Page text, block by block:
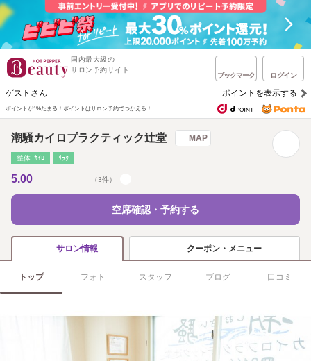
国内最大級の
サロン予約サイト
ブックマーク ログイン
ゲストさん ポイントを表示する
ポイントが1%たまる！ ポイントはサロン予約でつかえる！
潮騒カイロプラクティック辻堂 MAP
整体･ｶｲﾛ ﾘﾗｸ
5.00 （3件）
空席確認・予約する
サロン情報 クーポン・メニュー
トップ フォト スタッフ ブログ 口コミ